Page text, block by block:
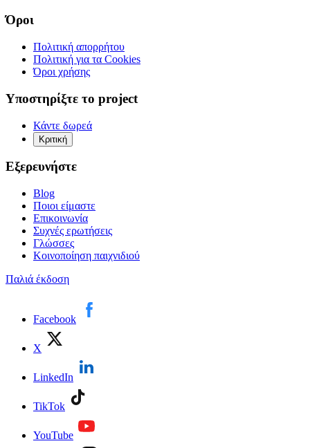
Όροι
Πολιτική απορρήτου
Πολιτική για τα Cookies
Όροι χρήσης
Υποστηρίξτε το project
Κάντε δωρεά
Κριτική
Εξερευνήστε
Blog
Ποιοι είμαστε
Επικοινωνία
Συχνές ερωτήσεις
Γλώσσες
Κοινοποίηση παιχνιδιού
Παλιά έκδοση
Facebook
X
LinkedIn
TikTok
YouTube